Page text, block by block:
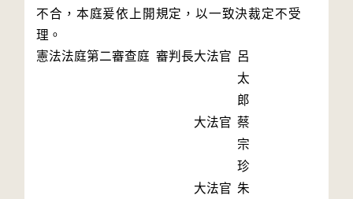
不合，本庭爰依上開規定，以一致決裁定不受
理。
憲法法庭第二審查庭 審判長大法官 呂
太
郎
大法官 蔡
宗
珍
大法官 朱